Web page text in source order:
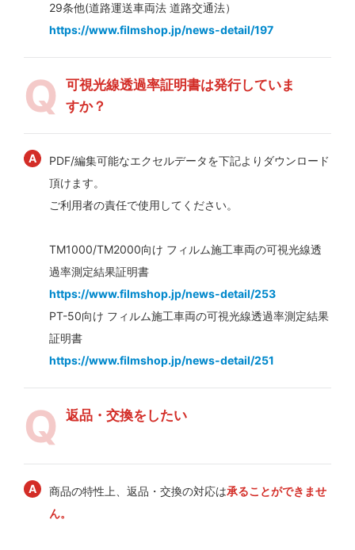
29条他(道路運送車両法 道路交通法）
https://www.filmshop.jp/news-detail/197
可視光線透過率証明書は発行していま
すか？
PDF/編集可能なエクセルデータを下記よりダウンロード
頂けます。
ご利用者の責任で使用してください。
TM1000/TM2000向け フィルム施工車両の可視光線透
過率測定結果証明書
https://www.filmshop.jp/news-detail/253
PT-50向け フィルム施工車両の可視光線透過率測定結果
証明書
https://www.filmshop.jp/news-detail/251
返品・交換をしたい
商品の特性上、返品・交換の対応は承ることができませ
ん。